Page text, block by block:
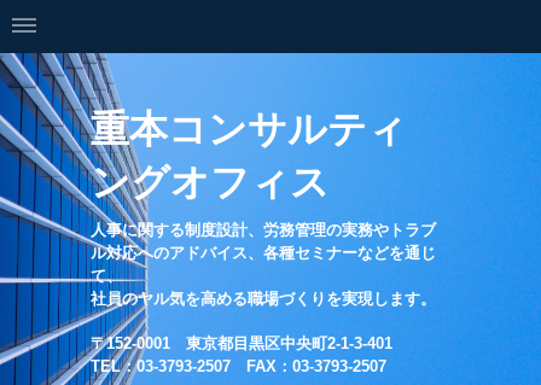
重本コンサルティ
ングオフィス
人事に関する制度設計、労務管理の実務やトラブ
ル対応へのアドバイス、各種セミナーなどを通じ
て、
社員のヤル気を高める職場づくりを実現します。
〒152-0001 東京都目黒区中央町2-1-3-401
TEL：03-3793-2507 FAX：03-3793-2507